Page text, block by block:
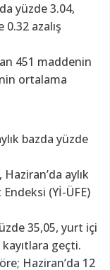
yüzde 3.04,
azalış
451 maddenin
ortalama
bazda yüzde
aylık
(Yİ-ÜFE)
35,05, yurt içi
geçti.
Haziran’da 12